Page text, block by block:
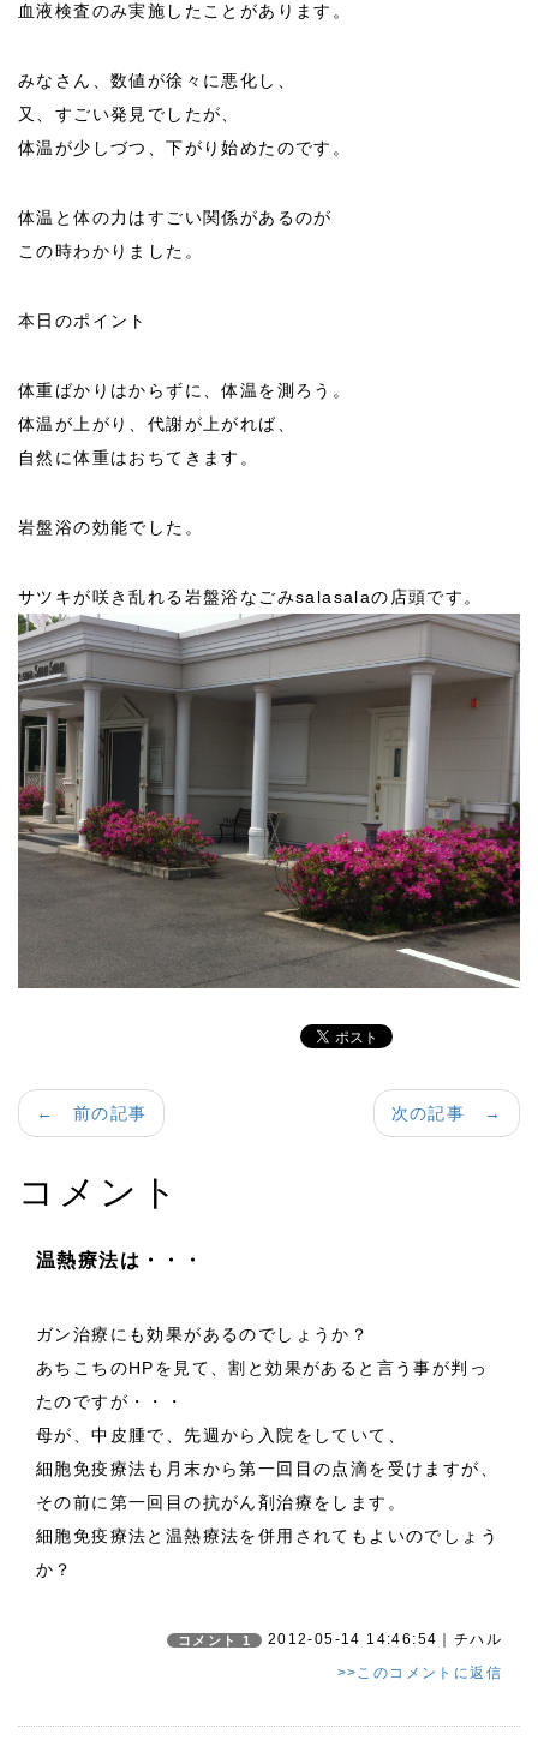
血液検査のみ実施したことがあります。
みなさん、数値が徐々に悪化し、
又、すごい発見でしたが、
体温が少しづつ、下がり始めたのです。
体温と体の力はすごい関係があるのが
この時わかりました。
本日のポイント
体重ばかりはからずに、体温を測ろう。
体温が上がり、代謝が上がれば、
自然に体重はおちてきます。
岩盤浴の効能でした。
サツキが咲き乱れる岩盤浴なごみsalasalaの店頭です。
次の記事 →
← 前の記事
コメント
温熱療法は・・・
ガン治療にも効果があるのでしょうか？
あちこちのHPを見て、割と効果があると言う事が判っ
たのですが・・・
母が、中皮腫で、先週から入院をしていて、
細胞免疫療法も月末から第一回目の点滴を受けますが、
その前に第一回目の抗がん剤治療をします。
細胞免疫療法と温熱療法を併用されてもよいのでしょう
か？
コメント 1
2012-05-14 14:46:54｜チハル
>>このコメントに返信